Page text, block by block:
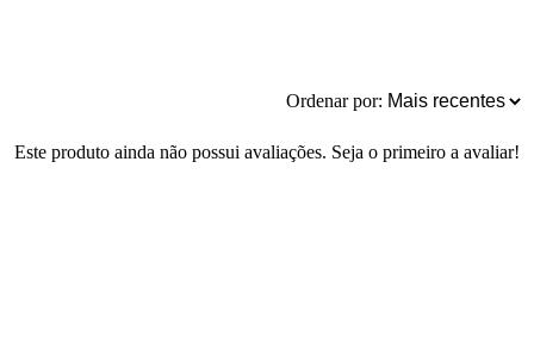
Ordenar por:
Este produto ainda não possui avaliações. Seja o primeiro a avaliar!